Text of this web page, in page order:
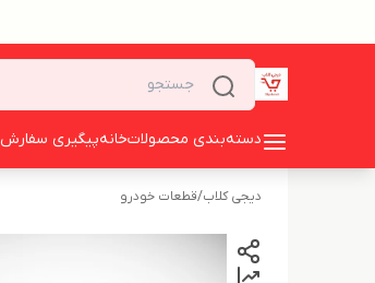
دسته‌بندی محصولاتخانهپیگیری سفارش
دیجی کلاب/قطعات خودرو